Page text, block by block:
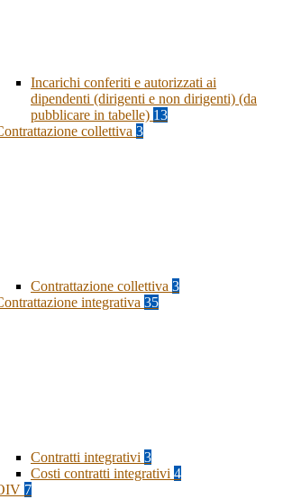
Incarichi conferiti e autorizzati ai
dipendenti (dirigenti e non dirigenti) (da
pubblicare in tabelle) 13
collettiva 3
Contrattazione collettiva 3
integrativa 35
Contratti integrativi 3
Costi contratti integrativi 4
7